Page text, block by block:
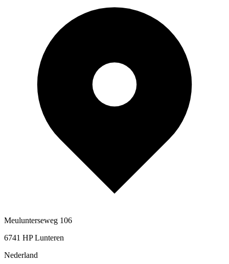
Meulunterseweg 106
6741 HP Lunteren
Nederland